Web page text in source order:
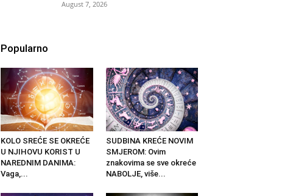
August 7, 2026
Popularno
KOLO SREĆE SE OKREĆE
U NJIHOVU KORIST U
NAREDNIM DANIMA:
Vaga,...
SUDBINA KREĆE NOVIM
SMJEROM: Ovim
znakovima se sve okreće
NABOLJE, više...